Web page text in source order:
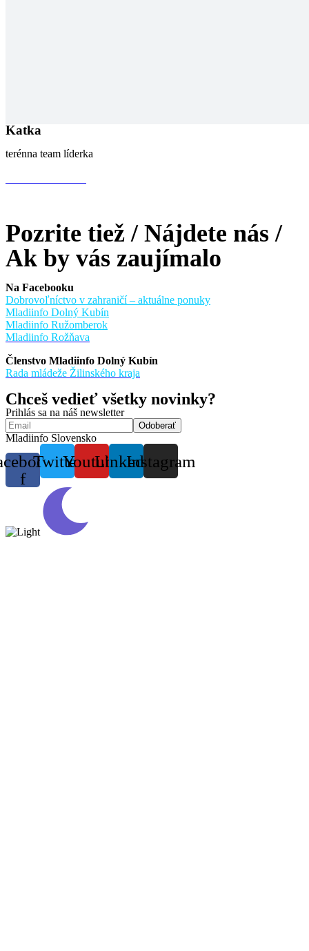
Katka
terénna team líderka
Pozrite tiež / Nájdete nás /
Ak by vás zaujímalo
Na Facebooku
Dobrovoľníctvo v zahraničí – aktuálne ponuky
Mladiinfo Dolný Kubín
Mladiinfo Ružomberok
Mladiinfo Rožňava
Členstvo Mladiinfo Dolný Kubín
Rada mládeže Žilinského kraja
Chceš vedieť všetky novinky?
Prihlás sa na náš newsletter
Mladiinfo Slovensko
f
TwitterYoutubeLinkedinInstagram